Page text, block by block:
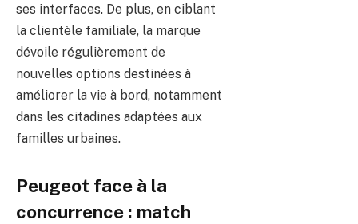
ses interfaces. De plus, en ciblant
la clientèle familiale, la marque
dévoile régulièrement de
nouvelles options destinées à
améliorer la vie à bord, notamment
dans les citadines adaptées aux
familles urbaines.
Peugeot face à la
concurrence : match